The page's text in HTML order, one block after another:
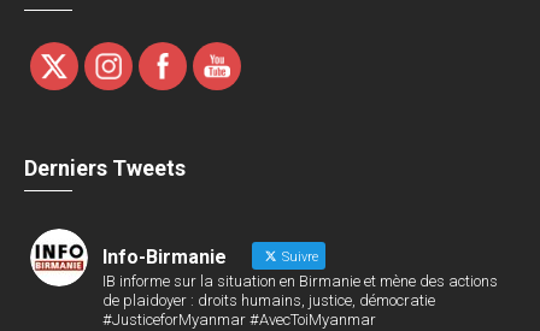
Derniers Tweets
Info-Birmanie Suivre
IB informe sur la situation en Birmanie et mène des actions
de plaidoyer : droits humains, justice, démocratie
#JusticeforMyanmar #AvecToiMyanmar